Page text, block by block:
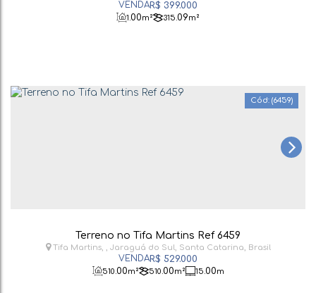
R$ 399.000
1 .00m² 315 .09m²
(6459)
Terreno no Tifa Martins Ref 6459
R$ 529.000
Tifa Martins , Jaraguá do Sul, Santa Catarina, Brasil
510 .00m² 510 .00m² 15 .00m